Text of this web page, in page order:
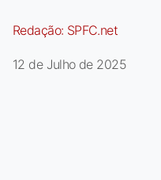
Redação: SPFC.net
12 de Julho de 2025